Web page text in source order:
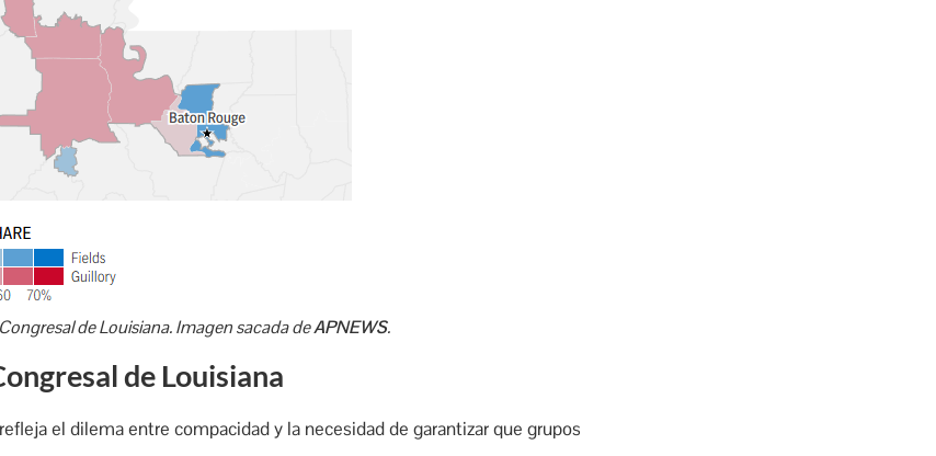
de Louisiana. Imagen sacada deAPNEWS.
de Louisiana
el dilema entre compacidad y la necesidad de garantizar que grupos